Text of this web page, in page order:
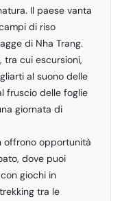
Il paese vanta
di riso
di Nha Trang.
tra cui escursioni,
al suono delle
fruscio delle foglie
giornata di
offrono opportunità
dove puoi
giochi in
tra le